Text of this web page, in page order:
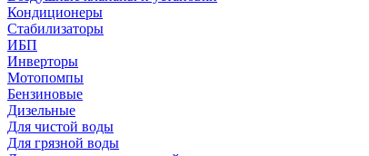
Кондиционеры
Стабилизаторы
ИБП
Инверторы
Мотопомпы
Бензиновые
Дизельные
Для чистой воды
Для грязной воды